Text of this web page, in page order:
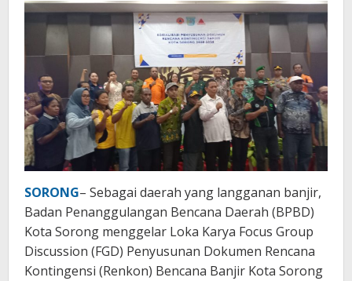
Susun
Dokumen
Rencana
Kontigensi
Banjir
SORONG– Sebagai daerah yang langganan banjir,
Badan Penanggulangan Bencana Daerah (BPBD)
Kota Sorong menggelar Loka Karya Focus Group
Discussion (FGD) Penyusunan Dokumen Rencana
Kontingensi (Renkon) Bencana Banjir Kota Sorong